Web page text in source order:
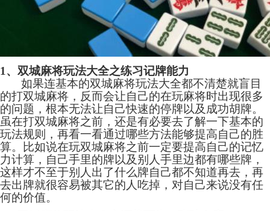
1、双城麻将玩法大全之练习记牌能力
如果连基本的双城麻将玩法大全都不清楚就盲目
的打双城麻将，反而会让自己的在玩麻将时出现很多
的问题，根本无法让自己快速的停牌以及成功胡牌。
虽在打双城麻将之前，还是有必要去了解一下基本的
玩法规则，再看一看通过哪些方法能够提高自己的胜
算。比如说在玩双城麻将之前一定要提高自己的记忆
力计算，自己手里的牌以及别人手里边都有哪些牌，
这样才不至于别人出了什么牌自己都不知道再去，再
去出牌就很容易被其它的人吃掉，对自己来说没有任
何的价值。